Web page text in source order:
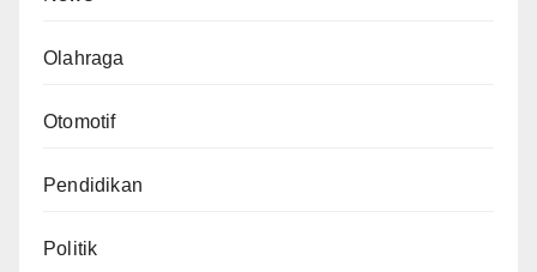
Olahraga
Otomotif
Pendidikan
Politik